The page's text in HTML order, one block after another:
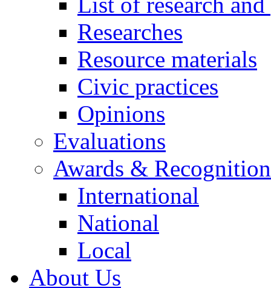
Researches
Resource materials
Civic practices
Opinions
Evaluations
Awards &
International
National
Local
About Us